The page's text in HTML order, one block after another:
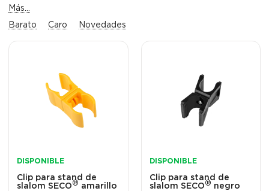
Más...
Barato Caro Novedades
DISPONIBLE
Clip para stand de
slalom SECO® amarillo
DISPONIBLE
Clip para stand de
slalom SECO® negro